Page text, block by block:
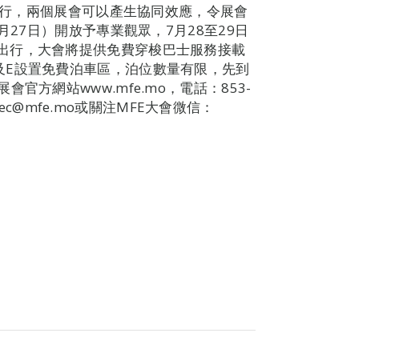
，兩個展會可以產生協同效應，令展會
27日）開放予專業觀眾，7月28至29日
行，大會將提供免費穿梭巴士服務接載
設置免費泊車區，泊位數量有限，先到
會官方網站www.mfe.mo，電話：853-
或關注MFE大會微信：